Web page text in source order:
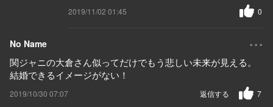
2019/11/02 01:45 0
No Name ...
関ジャニの大倉さん似ってだけでもう悲しい未来が見える。
結婚できるイメージがない！
2019/10/30 07:07 7
返信する